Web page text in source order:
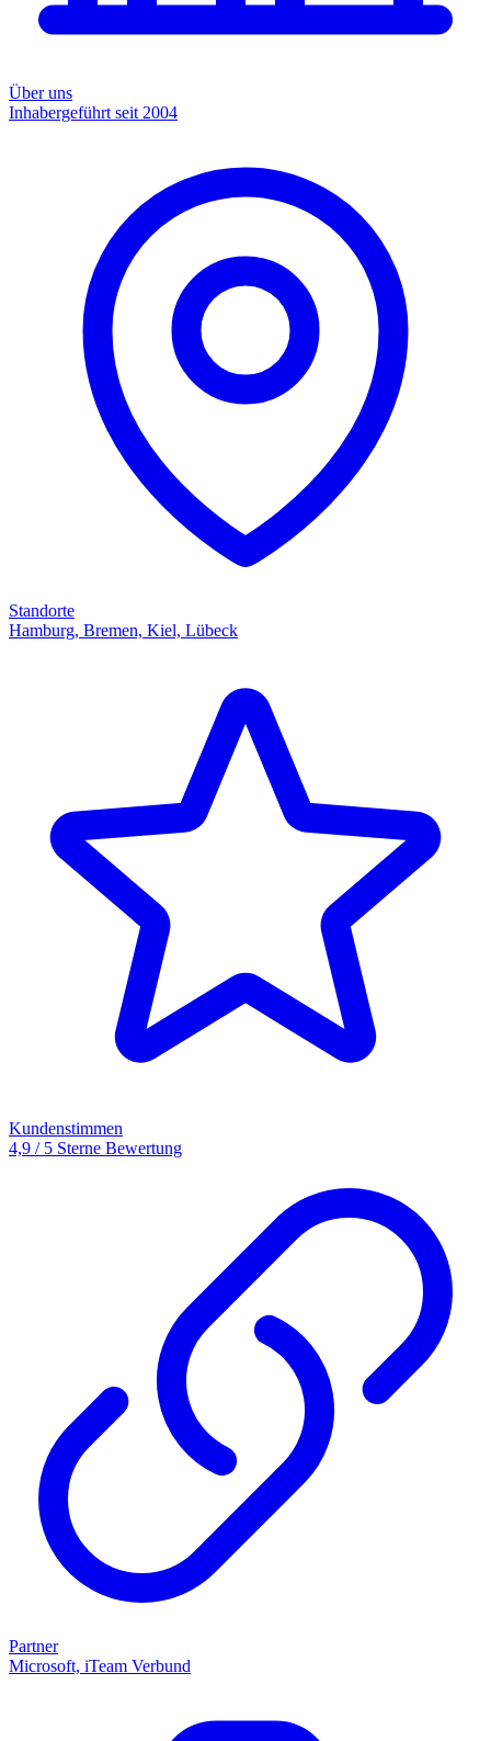
Über uns
Inhabergeführt seit 2004
Standorte
Hamburg, Bremen, Kiel, Lübeck
Kundenstimmen
4,9 / 5 Sterne Bewertung
Partner
Microsoft, iTeam Verbund